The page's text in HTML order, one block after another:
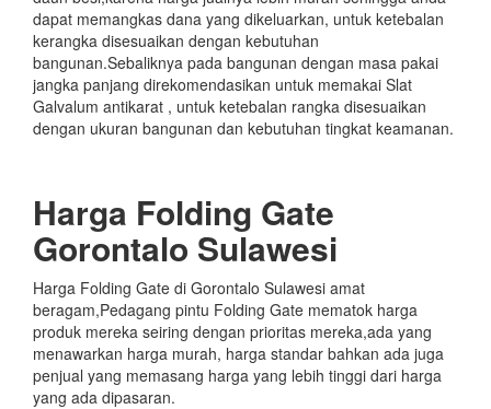
dapat memangkas dana yang dikeluarkan, untuk ketebalan
kerangka disesuaikan dengan kebutuhan
bangunan.Sebaliknya pada bangunan dengan masa pakai
jangka panjang direkomendasikan untuk memakai Slat
Galvalum antikarat , untuk ketebalan rangka disesuaikan
dengan ukuran bangunan dan kebutuhan tingkat keamanan.
Harga Folding Gate
Gorontalo Sulawesi
Harga Folding Gate di Gorontalo Sulawesi amat
beragam,Pedagang pintu Folding Gate mematok harga
produk mereka seiring dengan prioritas mereka,ada yang
menawarkan harga murah, harga standar bahkan ada juga
penjual yang memasang harga yang lebih tinggi dari harga
yang ada dipasaran.